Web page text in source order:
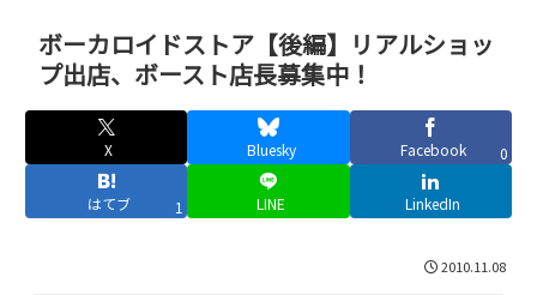
ボーカロイドストア【後編】リアルショッ
プ出店、ボースト店長募集中！
X Bluesky Facebook 0
はてブ 1 LINE LinkedIn
2010.11.08